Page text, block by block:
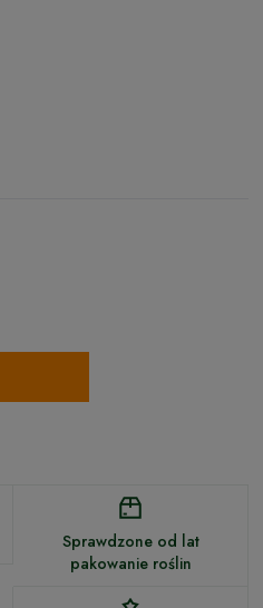
Sprawdzone od lat
pakowanie roślin